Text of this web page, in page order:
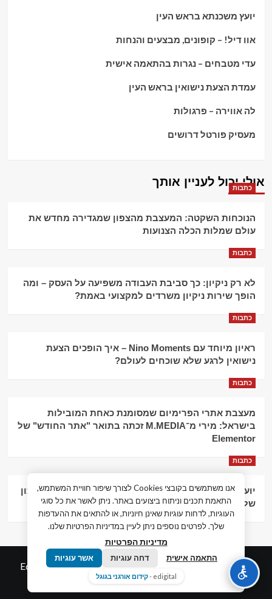
יועץ משכנתא בראש העין
אוו דיל! – קופונים, מבצעים והנחות
עדי מטבחים – נגרות בהתאמה אישית
עמדת הצעת נישואין בראש העין
לה אווירה – פרגולות
מעסיק פורטל דרושים
אולי יכול לעניין אותך
כתבות
הנוכחות השקטה: המעצבת מהצפון שמגדירה מחדש את
עולם שמלות הכלה הצנועות
כתבות
לא רק ניקיון: כך סביבת העבודה משפיעה על העסק – ומה
הופך שירות ניקיון משרדים למקצועי באמת?
כתבות
ראיון מיוחד עם Nino Moments – איך הופכים הצעת
נישואין לרגע שלא שוכחים לעולם?
כתבות
מעצבת אתרי הפרימיום שמסומנת כאחת המובילות
בישראל: מירי מ־M.MEDIA זכתה בתואר "אתר החודש" של
Elementor
כתבות
יועץ עסקי וליווי פיננסי – הדרך לצמיחה כלכלית וניהול נכון
של העסק
© כל הזכויות שמורות חדשות המאה ה-21 |
Edigital.co.ilby
אלימלך דיגיטל.
אנו משתמשים בקובצי Cookies לצורך שיפור חוויית המשתמש,
התאמת תכנים וניתוח ביצועים באתר. ניתן לאשר את כל סוגי
העוגיות, לדחות עוגיות שאינן חיוניות, או להתאים את ההעדפות
שלך. לפרטים נוספים ניתן לעיין במדיניות הפרטיות שלנו.
מדיניות הפרטיות
התאמה אישית דחה עוגיות אשר עוגיות
edigital - קידום אורגני בגוגל